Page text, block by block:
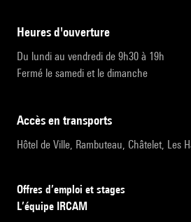
heures d'ouverture
Du lundi au vendredi de 9h30 à 19h
Fermé le samedi et le dimanche
accès en transports
Hôtel de Ville, Rambuteau, Châtelet, Les
Offres d’emploi et stages
L’équipe IRCAM